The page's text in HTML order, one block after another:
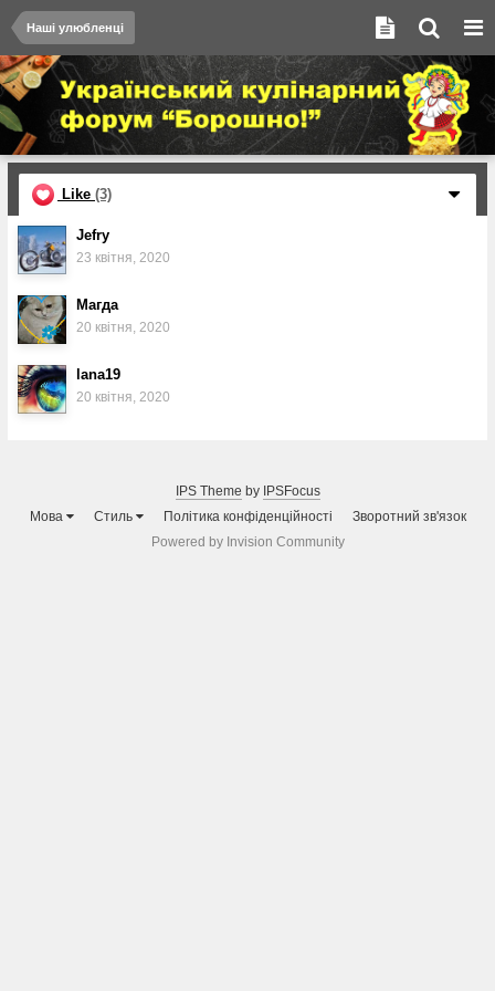
Наші улюбленці
Like (3)
Jefry
23 квітня, 2020
Магда
20 квітня, 2020
lana19
20 квітня, 2020
IPS Theme by IPSFocus
Мова
Стиль Політика конфіденційності
Зворотний зв'язок
Powered by Invision Community